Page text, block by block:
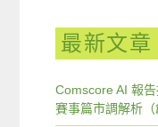
最新文章
Comscore AI 報
賽事篇市調解析（